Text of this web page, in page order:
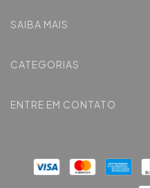
SAIBA MAIS
CATEGORIAS
ENTRE EM CONTATO